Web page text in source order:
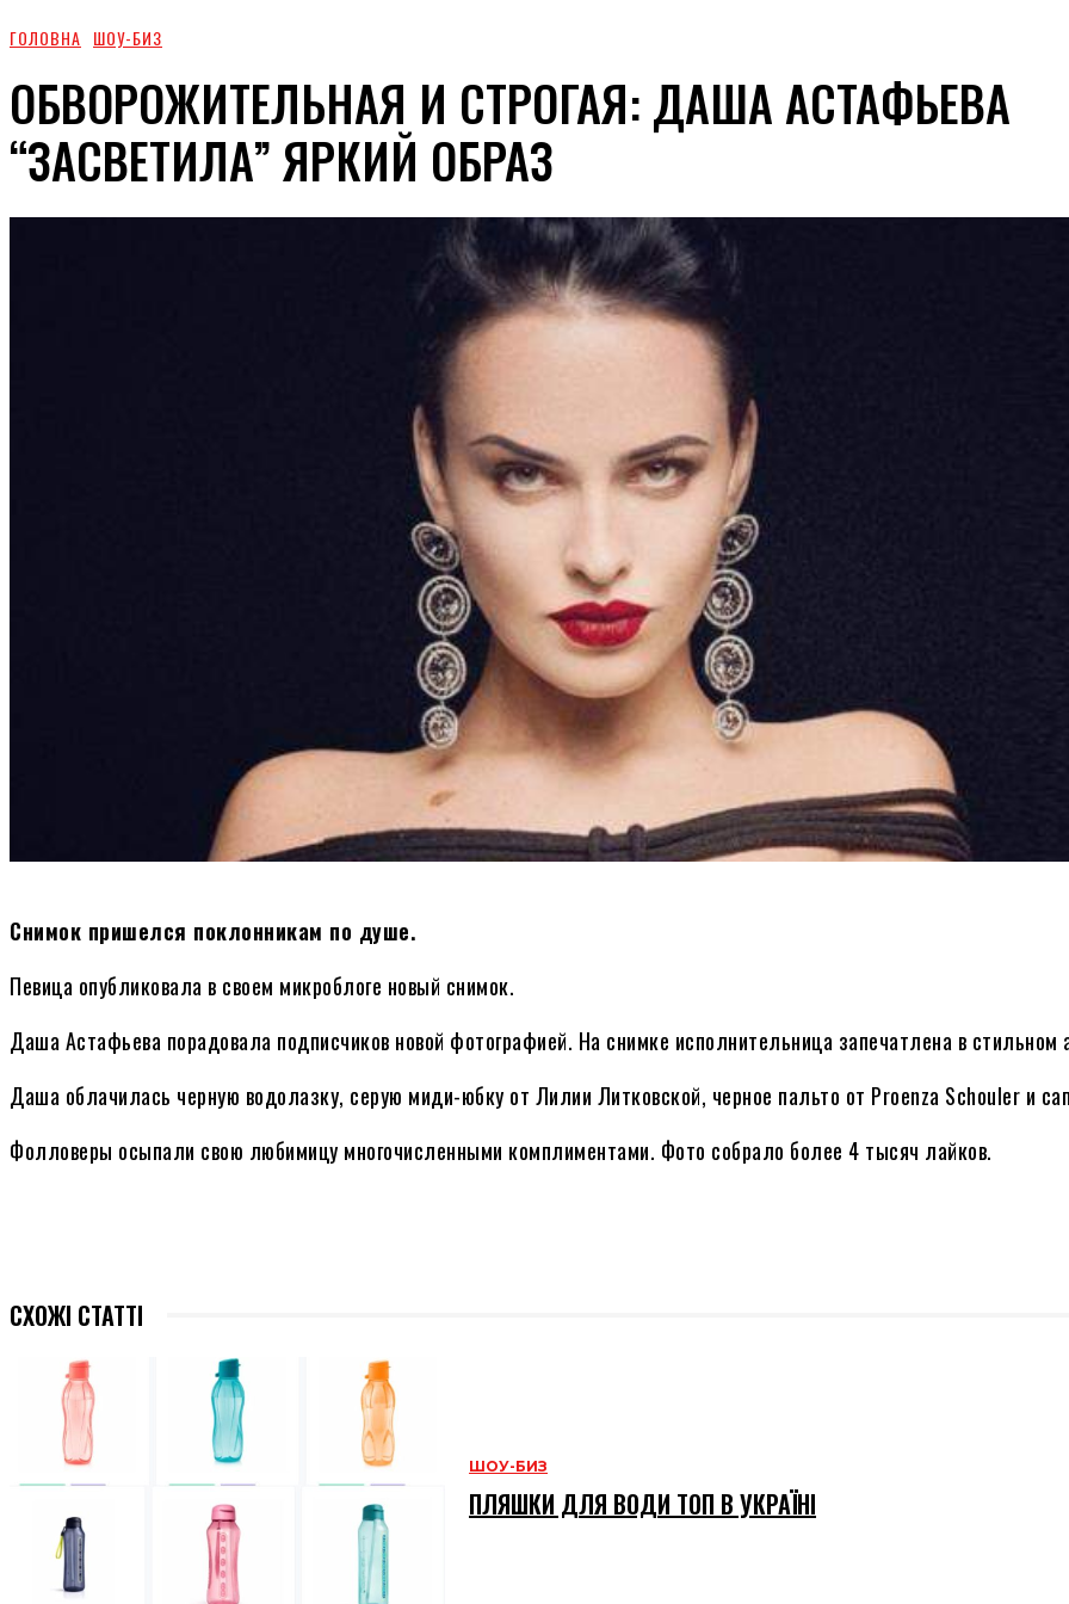
ГОЛОВНА ШОУ-БИЗ
ОБВОРОЖИТЕЛЬНАЯ И СТРОГАЯ: ДАША АСТАФЬЕВА
“ЗАСВЕТИЛА” ЯРКИЙ ОБРАЗ
Снимок пришелся поклонникам по душе.
Певица опубликовала в своем микроблоге новый снимок.
Даша Астафьева порадовала подписчиков новой фотографией. На снимке исполнительница запечатлена в стильном
Даша облачилась черную водолазку, серую миди-юбку от Лилии Литковской, черное пальто от Proenza Schouler и
Фолловеры осыпали свою любимицу многочисленными комплиментами. Фото собрало более 4 тысяч лайков.
СХОЖІ СТАТТІ
ШОУ-БИЗ
ПЛЯШКИ ДЛЯ ВОДИ ТОП В УКРАЇНІ